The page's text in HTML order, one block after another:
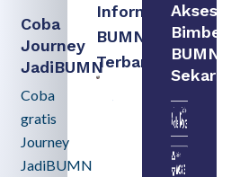
Coba
Journey
JadiBUMN
Coba
gratis
Journey
JadiBUMN
Informasi
BUMN
Terbaru:
Persiapan
Seleksi
Rekrutmen
Memahami
Akses
Bimbel
BUMN